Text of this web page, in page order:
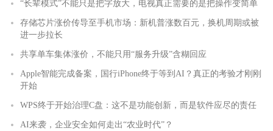
“长辈模式”不能只是把字放大，电视真正需要的是把操作变简单
存储芯片涨价传导至手机市场：新机普涨数百元，换机周期或被
进一步拉长
共享单车集体涨价，不能只用“服务升级”含糊回应
Apple智能完成备案，国行iPhone终于等到AI？真正的考验才刚刚
开始
WPS终于开始治理C盘：这不是功能创新，而是软件应尽的责任
AI来袭，企业安全如何走出“农业时代”？